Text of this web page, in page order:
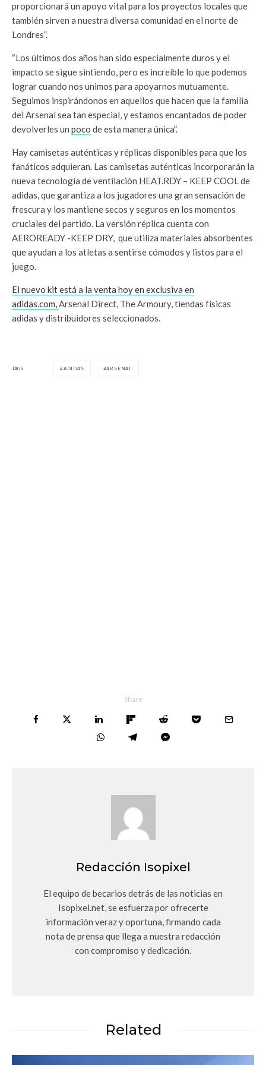
proporcionará un apoyo vital para los proyectos locales que
también sirven a nuestra diversa comunidad en el norte de
Londres”.
“Los últimos dos años han sido especialmente duros y el
impacto se sigue sintiendo, pero es increíble lo que podemos
lograr cuando nos unimos para apoyarnos mutuamente.
Seguimos inspirándonos en aquellos que hacen que la familia
del Arsenal sea tan especial, y estamos encantados de poder
devolverles un poco de esta manera única”. ​
Hay camisetas auténticas y réplicas disponibles para que los
fanáticos adquieran. Las camisetas auténticas incorporarán la
nueva tecnología de ventilación HEAT.RDY – KEEP COOL de
adidas, que garantiza a los jugadores una gran sensación de
frescura y los mantiene secos y seguros en los momentos
cruciales del partido. La versión réplica cuenta con
AEROREADY -KEEP DRY, ​ que utiliza materiales absorbentes
que ayudan a los atletas a sentirse cómodos y listos para el
juego.
El nuevo kit está a la venta hoy en exclusiva en
adidas.com,Arsenal Direct, The Armoury, tiendas físicas
adidas y distribuidores seleccionados.
TAGS ADIDAS ARSENAL
Share
Redacción Isopixel
El equipo de becarios detrás de las noticias en
Isopixel.net, se esfuerza por ofrecerte
información veraz y oportuna, firmando cada
nota de prensa que llega a nuestra redacción
con compromiso y dedicación.
Related